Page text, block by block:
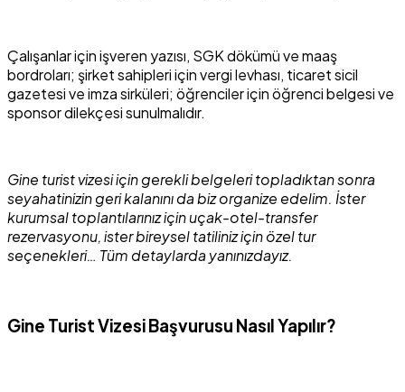
Çalışanlar için işveren yazısı, SGK dökümü ve maaş
bordroları; şirket sahipleri için vergi levhası, ticaret sicil
gazetesi ve imza sirküleri; öğrenciler için öğrenci belgesi ve
sponsor dilekçesi sunulmalıdır.
Gine turist vizesi için gerekli belgeleri topladıktan sonra
seyahatinizin geri kalanını da biz organize edelim. İster
kurumsal toplantılarınız için uçak-otel-transfer
rezervasyonu, ister bireysel tatiliniz için özel tur
seçenekleri… Tüm detaylarda yanınızdayız.
Gine Turist Vizesi Başvurusu Nasıl Yapılır?